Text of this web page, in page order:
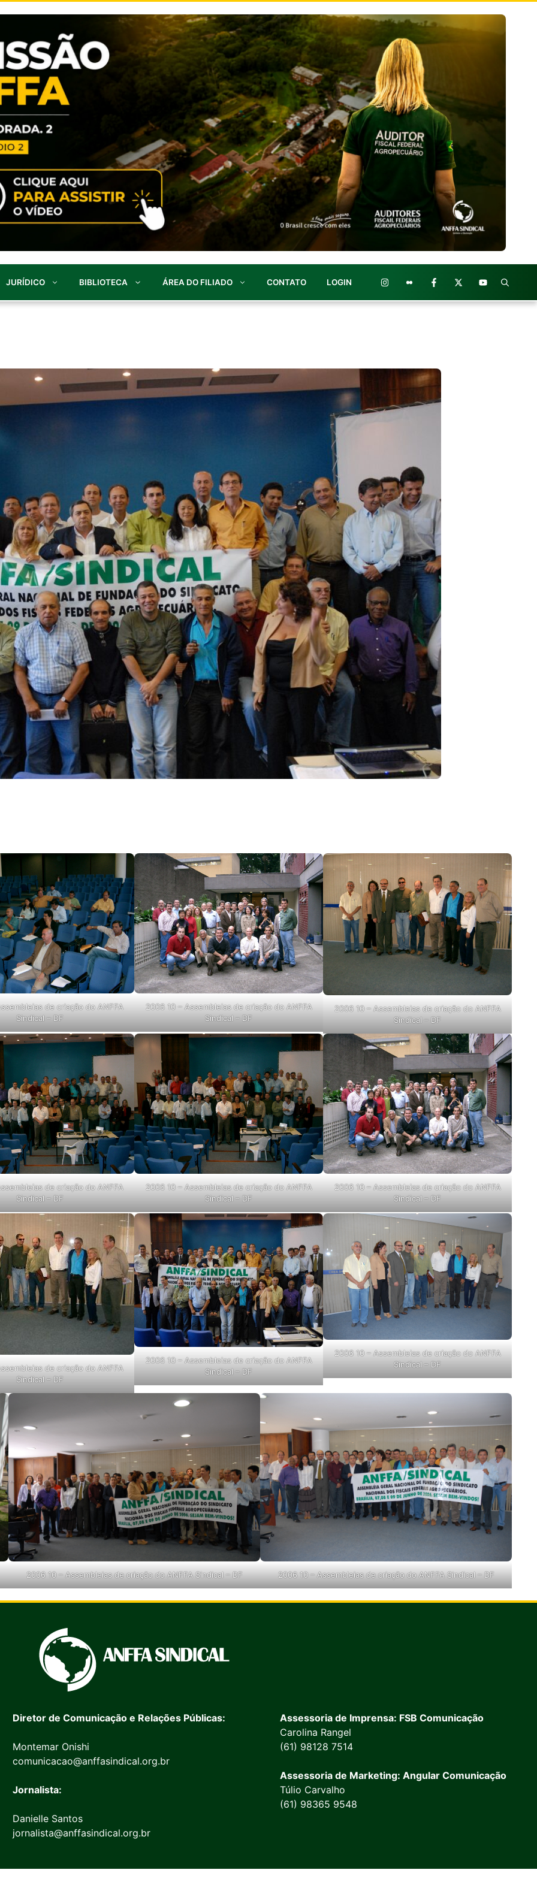
JURÍDICO BIBLIOTECA ÁREA DO FILIADO CONTATO LOGIN
de criação do ANFFA
Sindical – DF
2006 10 – Assembleias de criação do ANFFA
Sindical – DF
2006 10 – Assembleias de criação do ANFFA
Sindical – DF
de criação do ANFFA
Sindical – DF
2006 10 – Assembleias de criação do ANFFA
Sindical – DF
2006 10 – Assembleias de criação do ANFFA
Sindical – DF
de criação do ANFFA
Sindical – DF
2006 10 – Assembleias de criação do ANFFA
Sindical – DF
2006 10 – Assembleias de criação do ANFFA
Sindical – DF
2006 10 – Assembleias de criação do ANFFA Sindical – DF 2006 10 – Assembleias de criação do ANFFA Sindical – DF
Diretor de Comunicação e Relações Públicas:
Montemar Onishi
comunicacao@anffasindical.org.br
Jornalista:
Danielle Santos
jornalista@anffasindical.org.br
Assessoria de Imprensa: FSB Comunicação
Carolina Rangel
(61) 98128 7514
Assessoria de Marketing: Angular Comunicação
Túlio Carvalho
(61) 98365 9548